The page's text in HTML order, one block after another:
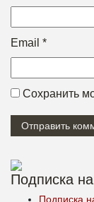
Email *
Сохранить
Подписка
Подписка